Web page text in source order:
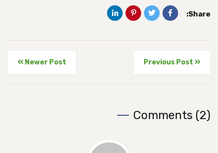
Share:
Previous Post
Newer Post
Comments (2)